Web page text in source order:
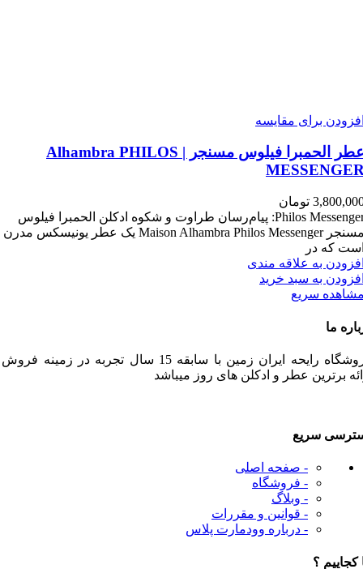
برای مقایسه
عطر الحمبرا فیلوس مسنجر | Alhambra PHILOS
تومان
Philos Messenger: پیام‌رسان طراوت و شکوه ادکلن الحمبرا فیلوس
مسنجر Maison Alhambra Philos Messenger یک عطر یونیسکس مدرن
که در
به علاقه مندی
به سبد خرید
سریع
ما
فروشگاه رایحه ایران زمین با سابقه 15 سال تجربه در زمینه
برترین عطر و ادکلن های روز میباشد
سریع
- صفحه اصلی
- فروشگاه
- وبلاگ
- قوانین و مقررات
- درباره وودمارت پلاس
کجاییم ؟